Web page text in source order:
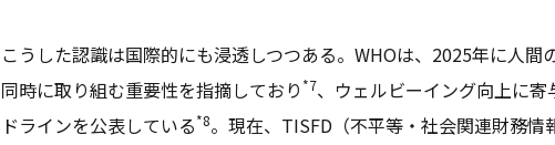
こうした認識は国際的にも浸透しつつある。WHOは、2025年に人間
同時に取り組む重要性を指摘しており *7、ウェルビーイング向上に
ドラインを公表している*8。現在、TISFD（不平等・社会関連財務情